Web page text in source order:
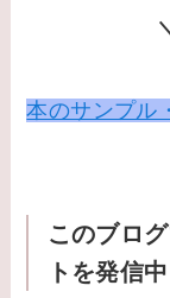
本のサンプル
このブロ
トを発信中